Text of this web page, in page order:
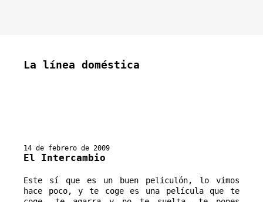
La línea doméstica
14 de febrero de 2009
El Intercambio
Este sí que es un buen peliculón, lo vimos
hace poco, y te coge es una película que te